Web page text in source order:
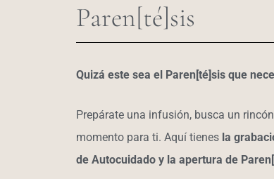
Paren[té]sis
Quizá este sea el Paren[té]sis que
Prepárate una infusión, busca un
momento para ti. Aquí tienesla
de Autocuidado y la apertura de